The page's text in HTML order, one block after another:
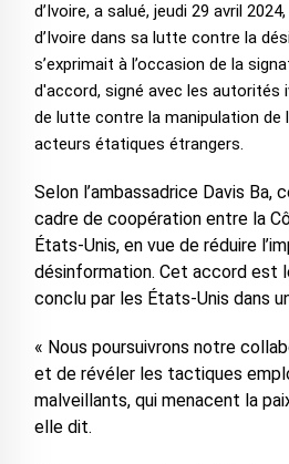
d’Ivoire, a salué, jeudi 29 avril
d’Ivoire dans sa lutte contre la
s’exprimait à l’occasion de la
d'accord, signé avec les autorités
de lutte contre la manipulation de
acteurs étatiques étrangers.
Selon l’ambassadrice Davis
cadre de coopération entre la
États-Unis, en vue de réduire
désinformation. Cet accord est
conclu par les États-Unis dans
« Nous poursuivrons notre
et de révéler les tactiques
malveillants, qui menacent la
elle dit.